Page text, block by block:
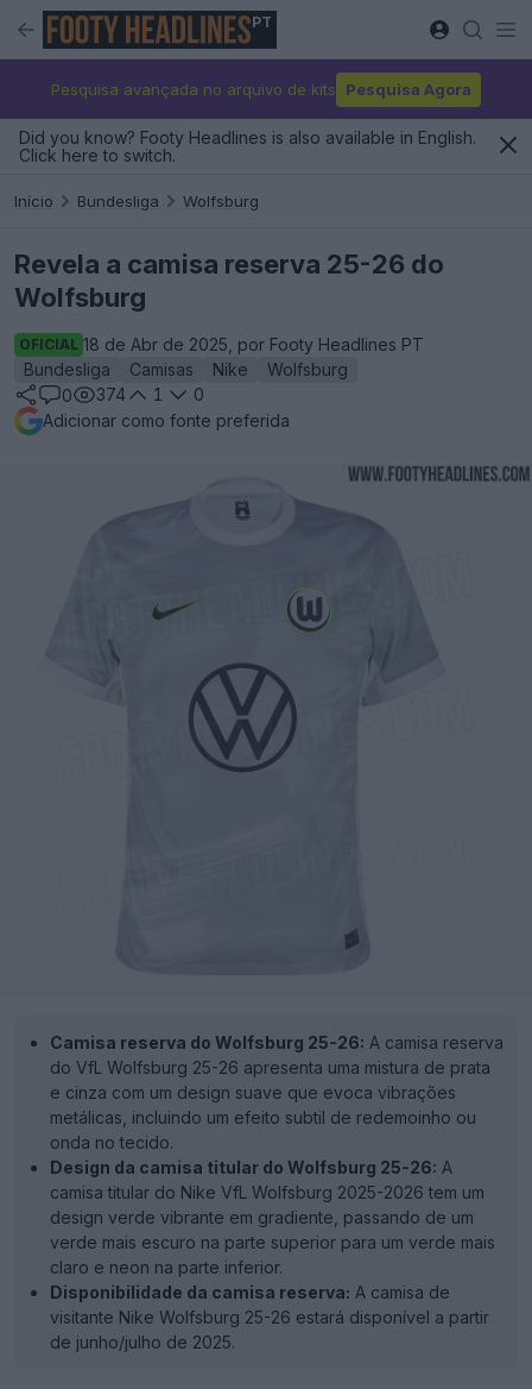
PT
Pesquisa avançada no arquivo de kits Pesquisa Agora
Did you know? Footy Headlines is also available in English.
Click here to switch.
Início Bundesliga Wolfsburg
Revela a camisa reserva 25-26 do
Wolfsburg
OFICIAL 18 de Abr de 2025, por Footy Headlines PT
Bundesliga
Camisas Nike
Wolfsburg
0
374 1
0
Adicionar como fonte preferida
Camisa reserva do Wolfsburg 25-26: A camisa reserva
do VfL Wolfsburg 25-26 apresenta uma mistura de prata
e cinza com um design suave que evoca vibrações
metálicas, incluindo um efeito subtil de redemoinho ou
onda no tecido.
Design da camisa titular do Wolfsburg 25-26: A
camisa titular do Nike VfL Wolfsburg 2025-2026 tem um
design verde vibrante em gradiente, passando de um
verde mais escuro na parte superior para um verde mais
claro e neon na parte inferior.
Disponibilidade da camisa reserva: A camisa de
visitante Nike Wolfsburg 25-26 estará disponível a partir
de junho/julho de 2025.